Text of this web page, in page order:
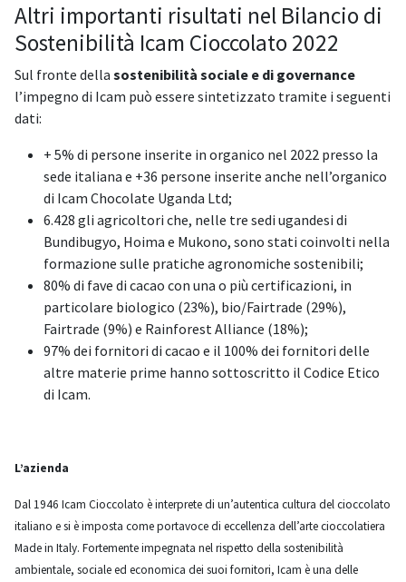
Altri importanti risultati nel Bilancio di
Sostenibilità Icam Cioccolato 2022
Sul fronte della sostenibilità sociale e di governance
l’impegno di Icam può essere sintetizzato tramite i seguenti
dati:
+ 5% di persone inserite in organico nel 2022 presso la
sede italiana e +36 persone inserite anche nell’organico
di Icam Chocolate Uganda Ltd;
6.428 gli agricoltori che, nelle tre sedi ugandesi di
Bundibugyo, Hoima e Mukono, sono stati coinvolti nella
formazione sulle pratiche agronomiche sostenibili;
80% di fave di cacao con una o più certificazioni, in
particolare biologico (23%), bio/Fairtrade (29%),
Fairtrade (9%) e Rainforest Alliance (18%);
97% dei fornitori di cacao e il 100% dei fornitori delle
altre materie prime hanno sottoscritto il Codice Etico
di Icam.
L’azienda
Dal 1946 Icam Cioccolato è interprete di un’autentica cultura del cioccolato
italiano e si è imposta come portavoce di eccellenza dell’arte cioccolatiera
Made in Italy. Fortemente impegnata nel rispetto della sostenibilità
ambientale, sociale ed economica dei suoi fornitori, Icam è una delle